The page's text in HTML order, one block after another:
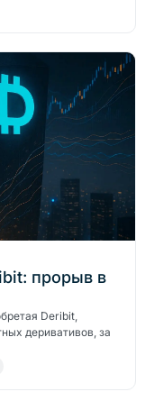
прорыв в
Deribit,
деривативов, за